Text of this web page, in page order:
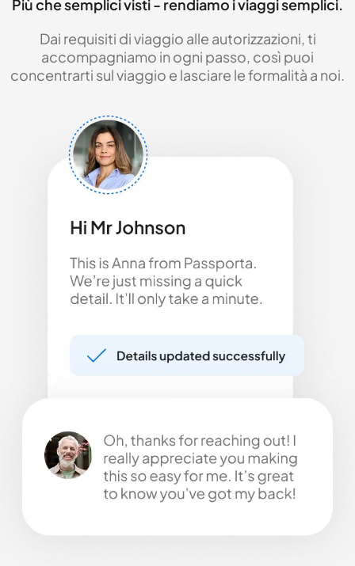
Più che semplici visti - rendiamo i viaggi semplici.
Dai requisiti di viaggio alle autorizzazioni, ti
accompagniamo in ogni passo, così puoi
concentrarti sul viaggio e lasciare le formalità a noi.